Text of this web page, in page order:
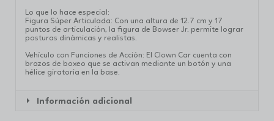
Lo que lo hace especial:
Figura Súper Articulada: Con una altura de 12.7 cm y 17
puntos de articulación, la figura de Bowser Jr. permite lograr
posturas dinámicas y realistas.
Vehículo con Funciones de Acción: El Clown Car cuenta con
brazos de boxeo que se activan mediante un botón y una
hélice giratoria en la base.
Información adicional